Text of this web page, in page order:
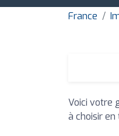
France
Voici votre
à choisir